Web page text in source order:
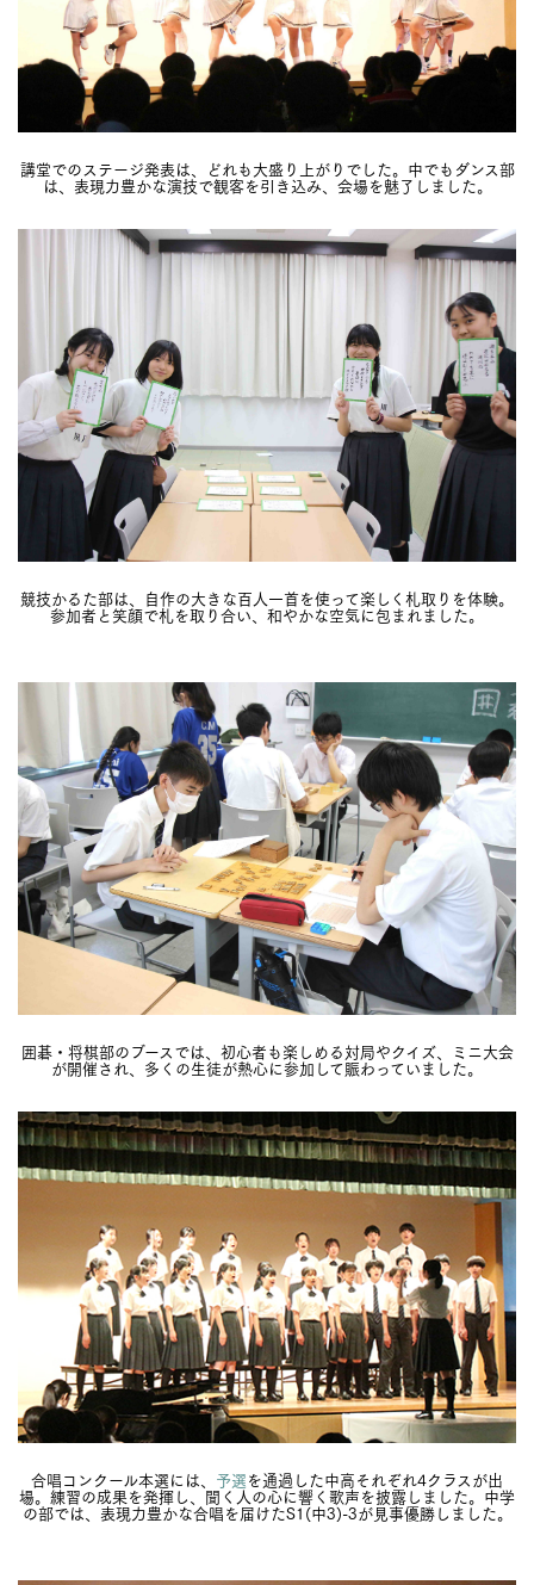
講堂でのステージ発表は、どれも大盛り上がりでした。中でもダンス部
は、表現力豊かな演技で観客を引き込み、会場を魅了しました。
競技かるた部は、自作の大きな百人一首を使って楽しく札取りを体験。
参加者と笑顔で札を取り合い、和やかな空気に包まれました。
囲碁・将棋部のブースでは、初心者も楽しめる対局やクイズ、ミニ大会
が開催され、多くの生徒が熱心に参加して賑わっていました。
合唱コンクール本選には、 予選を通過した中高それぞれ4クラスが出
場。練習の成果を発揮し、聞く人の心に響く歌声を披露しました。中学
の部では、表現力豊かな合唱を届けたS1(中3)-3が見事優勝しました。